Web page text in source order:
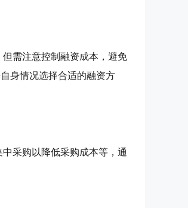
需注意控制融资成本，避免
身情况选择合适的融资方
采购以降低采购成本等，通